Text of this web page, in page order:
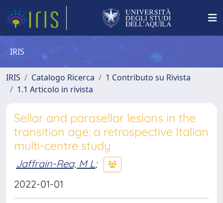
IRIS
IRIS Catalogo Ricerca
1 Contributo su Rivista
1.1 Articolo in rivista
Sellar and parasellar lesions in the
transition age: a retrospective Italian
multi-centre study
Jaffrain-Rea, M L;
2022-01-01